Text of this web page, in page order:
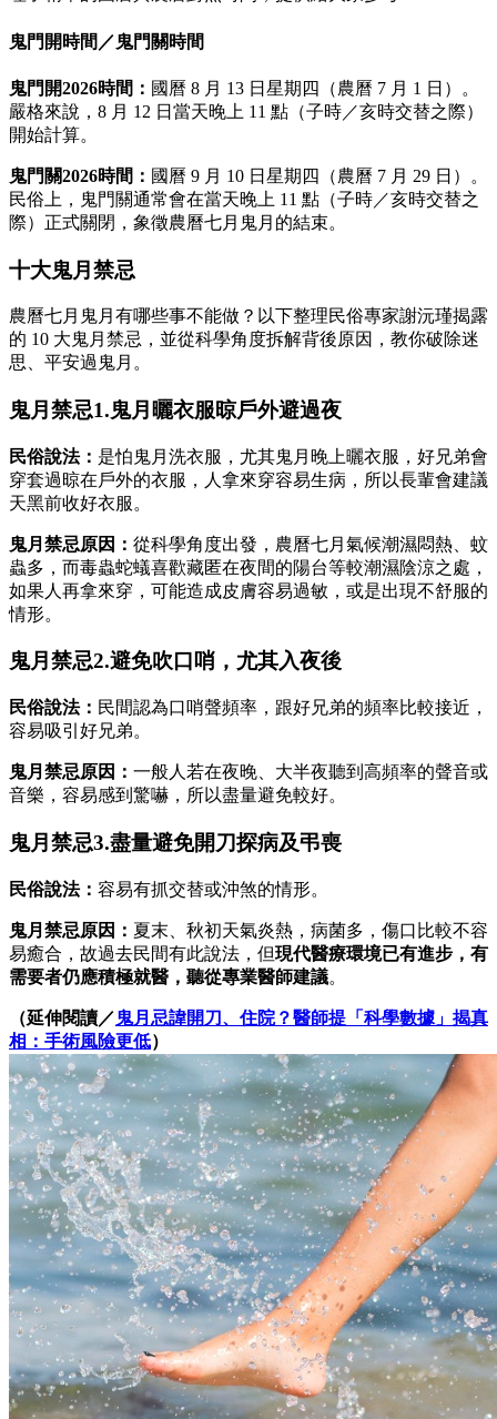
鬼門開時間／鬼門關時間
鬼門開2026時間： 國曆 8 月 13 日星期四（農曆 7 月 1 日）。
嚴格來說，8 月 12 日當天晚上 11 點（子時／亥時交替之際）
開始計算。
鬼門關2026時間： 國曆 9 月 10 日星期四（農曆 7 月 29 日）。
民俗上，鬼門關通常會在當天晚上 11 點（子時／亥時交替之
際）正式關閉，象徵農曆七月鬼月的結束。
十大鬼月禁忌
農曆七月鬼月有哪些事不能做？以下整理民俗專家謝沅瑾揭露
的 10 大鬼月禁忌，並從科學角度拆解背後原因，教你破除迷
思、平安過鬼月。
鬼月禁忌1.鬼月曬衣服晾戶外避過夜
民俗說法： 是怕鬼月洗衣服，尤其鬼月晚上曬衣服，好兄弟會
穿套過晾在戶外的衣服，人拿來穿容易生病，所以長輩會建議
天黑前收好衣服。
鬼月禁忌原因： 從科學角度出發，農曆七月氣候潮濕悶熱、蚊
蟲多，而毒蟲蛇蟻喜歡藏匿在夜間的陽台等較潮濕陰涼之處，
如果人再拿來穿，可能造成皮膚容易過敏，或是出現不舒服的
情形。
鬼月禁忌2.避免吹口哨，尤其入夜後
民俗說法： 民間認為口哨聲頻率，跟好兄弟的頻率比較接近，
容易吸引好兄弟。
鬼月禁忌原因： 一般人若在夜晚、大半夜聽到高頻率的聲音或
音樂，容易感到驚嚇，所以盡量避免較好。
鬼月禁忌3.盡量避免開刀探病及弔喪
民俗說法： 容易有抓交替或沖煞的情形。
鬼月禁忌原因： 夏末、秋初天氣炎熱，病菌多，傷口比較不容
易癒合，故過去民間有此說法，但現代醫療環境已有進步，有
需要者仍應積極就醫，聽從專業醫師建議。
（延伸閱讀／鬼月忌諱開刀、住院？醫師提「科學數據」揭真
相：手術風險更低）